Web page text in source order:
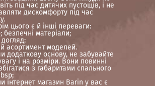
під час дитячих пустощів, і не
дискомфорту під час
цього є й інші переваги:
безпечні матеріали;
асортимент моделей.
додаткову основу, не забувайте
і на розміри. Вони повинні
з габаритами спального
інтернет магазин Barin у вас є